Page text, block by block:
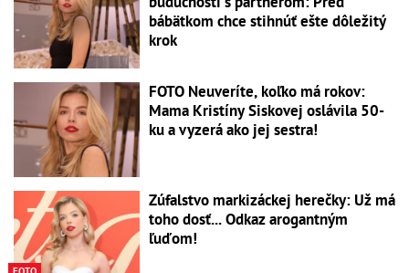
bábätkom chce stihnúť ešte dôležitý
krok
FOTO Neuveríte, koľko má rokov:
Mama Kristíny Siskovej oslávila 50-
ku a vyzerá ako jej sestra!
Zúfalstvo markizáckej herečky: Už má
toho dosť... Odkaz arogantným
ľuďom!